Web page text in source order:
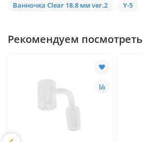
Ванночка Clear 18.8 мм ver.2 Y-5
Рекомендуем посмотреть